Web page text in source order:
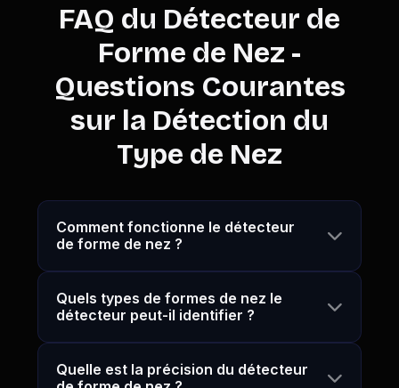
FAQ du Détecteur de
Forme de Nez -
Questions Courantes
sur la Détection du
Type de Nez
Comment fonctionne le détecteur
de forme de nez ?
Quels types de formes de nez le
détecteur peut-il identifier ?
Quelle est la précision du détecteur